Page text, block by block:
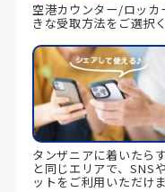
空港カウンター/ロッカ
きな受取方法をご選択
タンザニアに着いたら
と同じエリアで、SNS
ットをご利用いただけま